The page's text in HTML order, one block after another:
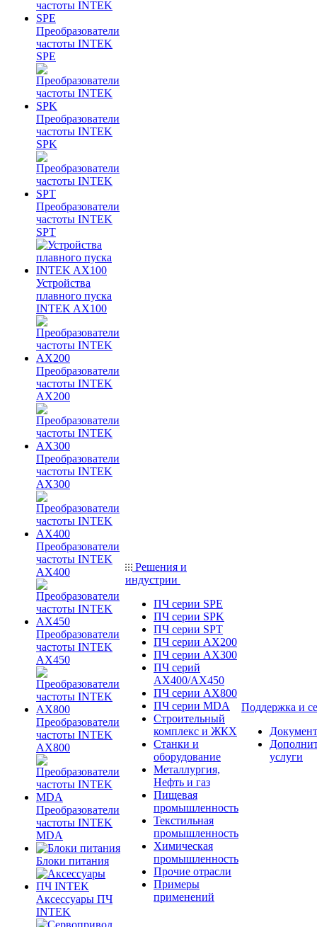
Преобразователи
частоты INTEK
SPE
Преобразователи
частоты INTEK
SPK
Преобразователи
частоты INTEK
SPT
Устройства
плавного пуска
INTEK AX100
Преобразователи
частоты INTEK
AX200
Преобразователи
частоты INTEK
AX300
Преобразователи
частоты INTEK
AX400
Преобразователи
частоты INTEK
AX450
Преобразователи
частоты INTEK
AX800
Преобразователи
частоты INTEK
MDA
Блоки питания
Аксессуары ПЧ
INTEK
Решения и
индустрии
ПЧ серии SPE
ПЧ серии SPK
ПЧ серии SPT
ПЧ серии AX200
ПЧ серии AX300
ПЧ серий
AX400/AX450
ПЧ серии AX800
ПЧ серии MDA
Строительный
комплекс и ЖКХ
Станки и
оборудование
Металлургия,
Нефть и газ
Пищевая
промышленность
Текстильная
промышленность
Химическая
промышленность
Прочие отрасли
Примеры
применений
Поддержка и
услуги